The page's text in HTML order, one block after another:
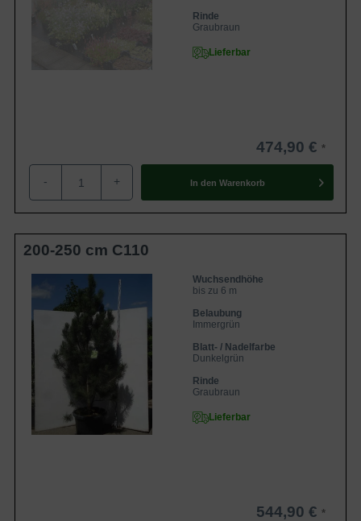
Rinde
Graubraun
Lieferbar
474,90 €
- + In den Warenkorb
200-250 cm C110
Wuchsendhöhe
bis zu 6 m
Belaubung
Immergrün
Blatt- / Nadelfarbe
Dunkelgrün
Rinde
Graubraun
Lieferbar
544,90 €